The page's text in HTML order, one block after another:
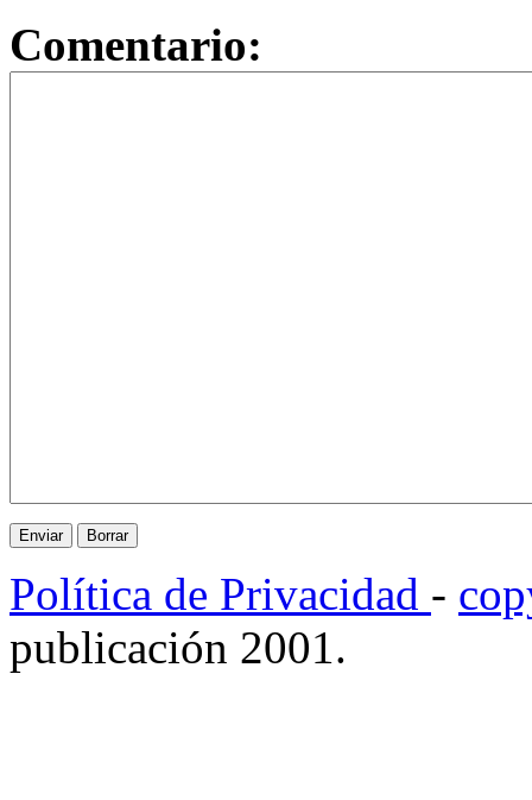
Comentario:
Política de Privacidad -
publicación 2001.